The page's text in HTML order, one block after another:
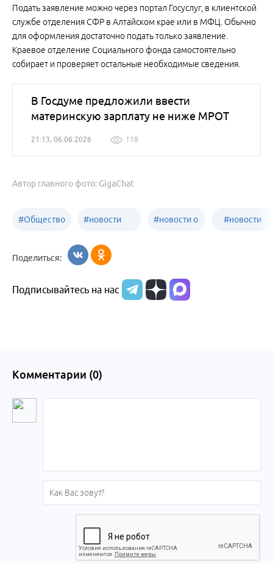
Подать заявление можно через портал Госуслуг, в клиентской
службе отделения СФР в Алтайском крае или в МФЦ. Обычно
для оформления достаточно подать только заявление.
Краевое отделение Социального фонда самостоятельно
собирает и проверяет остальные необходимые сведения.
В Госдуме предложили ввести
материнскую зарплату не ниже МРОТ
21:13, 06.06.2026 118
Автор главного фото: GigaChat
#Общество #новости
образования
#новости о
Алтайского
#новости
Поделиться:
Подписывайтесь на нас
Комментарии (0)